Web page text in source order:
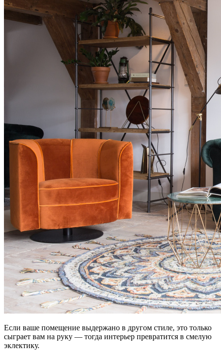
Если ваше помещение выдержано в другом стиле, это только
сыграет вам на руку — тогда интерьер превратится в смелую
эклектику.